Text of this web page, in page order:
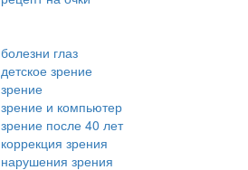
болезни глаз
детское зрение
зрение
зрение и компьютер
зрение после 40 лет
коррекция зрения
нарушения зрения